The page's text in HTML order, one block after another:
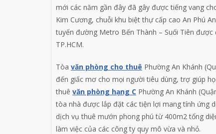
mới các năm gần đây đã gây được tiếng vang
Kim Cương, chuỗi khu biệt thự cấp cao An Phú
tuyến đường Metro Bến Thành – Suối Tiên
TP.HCM.
Tòa văn phòng cho thuê Phường An Khánh
đến giấc mơ cho mọi người tiêu dùng, trợ giúp
thuê văn phòng hạng CPhường An Khánh
tòa nhà được lắp đặt các tiện lợi mang tính ứng
dịch vụ thuê mướn phong phú từ 400m2 tổng
làm việc của các công ty quy mô vừa và nhỏ.